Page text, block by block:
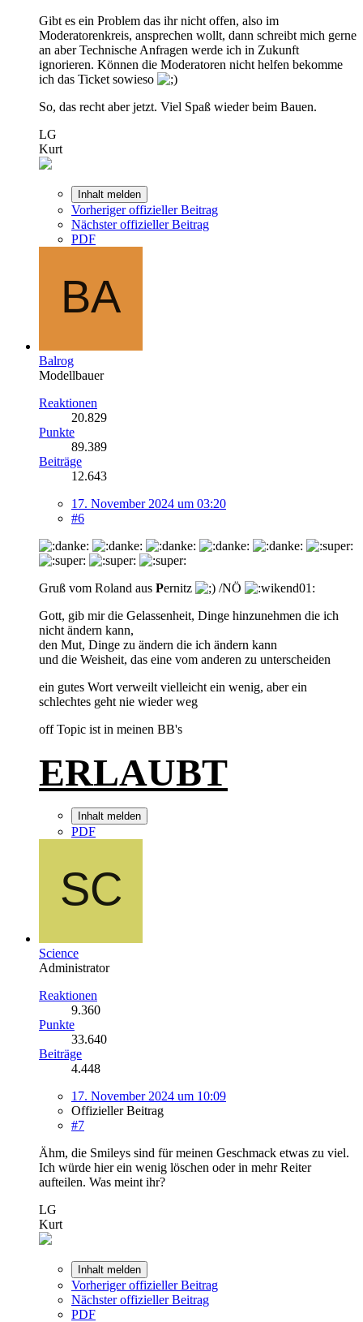
Gibt es ein Problem das ihr nicht offen, also im
Moderatorenkreis, ansprechen wollt, dann schreibt mich gerne
an aber Technische Anfragen werde ich in Zukunft
ignorieren. Können die Moderatoren nicht helfen bekomme
ich das Ticket sowieso
So, das recht aber jetzt. Viel Spaß wieder beim Bauen.
LG
Kurt
Inhalt melden
Vorheriger offizieller Beitrag
Nächster offizieller Beitrag
PDF
Balrog
Modellbauer
Reaktionen
20.829
Punkte
89.389
Beiträge
12.643
17. November 2024 um 03:20
#6
Gruß vom Roland aus Pernitz
/NÖ
Gott, gib mir die Gelassenheit, Dinge hinzunehmen die ich
nicht ändern kann,
den Mut, Dinge zu ändern die ich ändern kann
und die Weisheit, das eine vom anderen zu unterscheiden
ein gutes Wort verweilt vielleicht ein wenig, aber ein
schlechtes geht nie wieder weg
off Topic ist in meinen BB's
ERLAUBT
Inhalt melden
PDF
Science
Administrator
Reaktionen
9.360
Punkte
33.640
Beiträge
4.448
17. November 2024 um 10:09
Offizieller Beitrag
#7
Ähm, die Smileys sind für meinen Geschmack etwas zu viel.
Ich würde hier ein wenig löschen oder in mehr Reiter
aufteilen. Was meint ihr?
LG
Kurt
Inhalt melden
Vorheriger offizieller Beitrag
Nächster offizieller Beitrag
PDF